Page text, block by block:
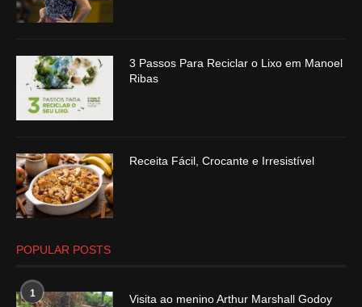
3 Passos Para Reciclar o Lixo em Manoel
Ribas
Receita Fácil, Crocante e Irresistível
POPULAR POSTS
1
Visita ao menino Arthur Marshall Godoy